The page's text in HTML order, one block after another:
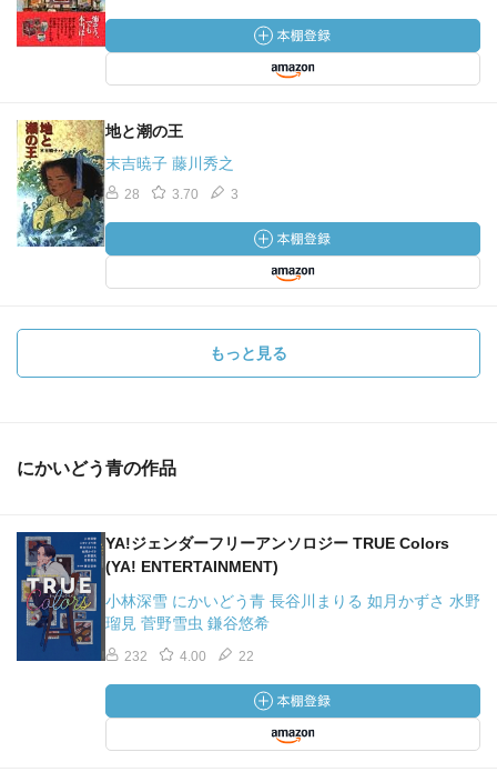
地と潮の王
末吉暁子 藤川秀之
28 3.70 3
もっと見る
にかいどう青の作品
YA!ジェンダーフリーアンソロジー TRUE Colors
(YA! ENTERTAINMENT)
小林深雪 にかいどう青 長谷川まりる 如月かずさ 水野
瑠見 菅野雪虫 鎌谷悠希
232 4.00 22